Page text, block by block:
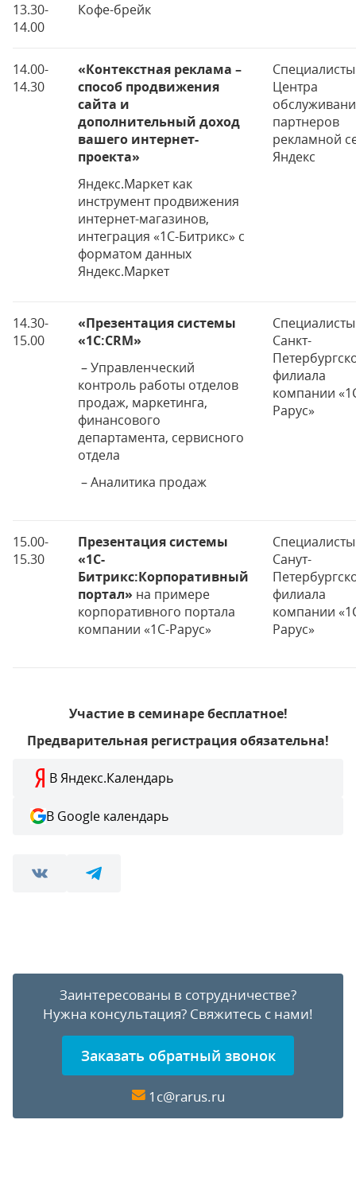
13.30-
14.00
Кофе-брейк
14.00-
14.30
«Контекстная реклама –
способ продвижения
сайта и
дополнительный доход
вашего интернет-
проекта»
Яндекс.Маркет как
инструмент продвижения
интернет-магазинов,
интеграция «1С-Битрикс» с
форматом данных
Яндекс.Маркет
Специалисты
Центра
партнеров
рекламной
Яндекс
14.30-
15.00
«Презентация системы
«1С:CRM»
– Управленческий
контроль работы отделов
продаж, маркетинга,
финансового
департамента, сервисного
отдела
– Аналитика продаж
Специалисты
Санкт-
филиала
компании
Рарус»
15.00-
15.30
Презентация системы
«1С-
Битрикс:Корпоративный
портал» на примере
корпоративного портала
компании «1С-Рарус»
Специалисты
Санут-
филиала
компании
Рарус»
Участие в семинаре бесплатное!
Предварительная регистрация обязательна!
В Яндекс.Календарь
В Google календарь
Заинтересованы в сотрудничестве?
Нужна консультация? Свяжитесь с нами!
Заказать обратный звонок
1c@rarus.ru